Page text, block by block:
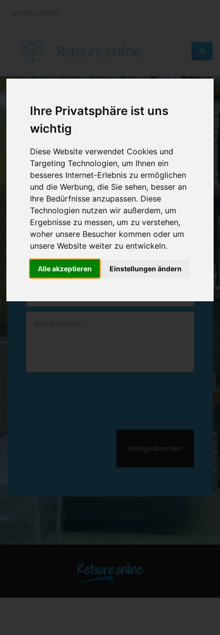
Ihre Privatsphäre ist uns
wichtig
Diese Website verwendet Cookies und
Targeting Technologien, um Ihnen ein
besseres Internet-Erlebnis zu ermöglichen
und die Werbung, die Sie sehen, besser an
Ihre Bedürfnisse anzupassen. Diese
Technologien nutzen wir außerdem, um
Ergebnisse zu messen, um zu verstehen,
woher unsere Besucher kommen oder um
unsere Website weiter zu entwickeln.
Alle akzeptieren Einstellungen ändern
Retoure.online
Retouren-
Management?
Vereinbaren Sie einenRückruf
Hinterlassen Sie uns gern eine persönliche Nachricht.
Retoure.online